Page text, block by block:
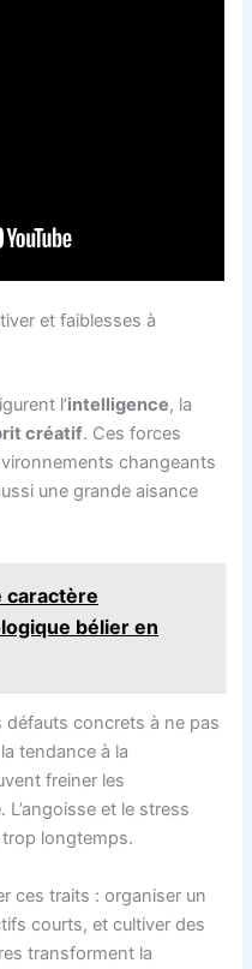
et faiblesses à
l’intelligence, la
créatif. Ces forces
changeants
une grande aisance
caractère
bélier en
concrets à ne pas
tendance à la
freiner les
et le stress
trop longtemps.
ces traits : organiser un
courts, et cultiver des
transforment la